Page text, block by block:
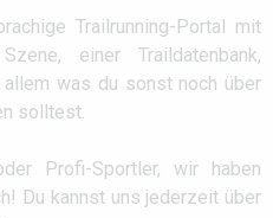
Trailrunning-Portal mit
einer Traildatenbank,
allem was du sonst noch über
solltest.
Profi-Sportler, wir haben
Du kannst uns jederzeit über